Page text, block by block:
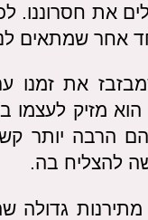
את חסרוננו.
אחר שמתאים
את זמנו
הוא מזיק לעצמו
הרבה יותר
להצליח בה.
מתירנות